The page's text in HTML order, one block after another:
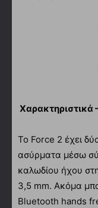
Χαρακτηριστικά
Το Force 2 έχει
ασύρματα μέσω
καλωδίου ήχου
3,5 mm. Ακόμα
Bluetooth hands